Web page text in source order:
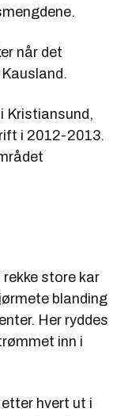
når det
Kristiansund,
i 2012-2013.
rekke store kar
blanding
Her ryddes
inn i
hvert ut i